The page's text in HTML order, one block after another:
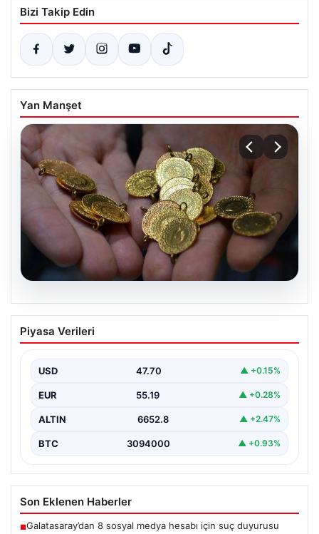
Bizi Takip Edin
Yan Manşet
Altın fiyatları canlı 14 Nisan 2026: Altın
fiyatları ne kadar oldu? Gram, çeyrek,
fiyatları
Piyasa Verileri
USD 47.70 ▲ +0.15%
EUR 55.19 ▲ +0.28%
ALTIN 6652.8 ▲ +2.47%
BTC 3094000 ▲ +0.93%
Son Eklenen Haberler
■Galatasaray’dan 8 sosyal medya hesabı için suç duyurusu